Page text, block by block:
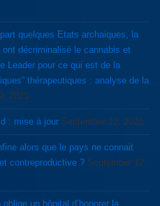
décriminalisé le cannabis et
Leader pour ce qui est de la
thérapeutiques : analyse de la
2021
: mise à jour September 12, 2021
alors que le pays ne connait
contreproductive ? September 12,
un hôpital d’honorer la